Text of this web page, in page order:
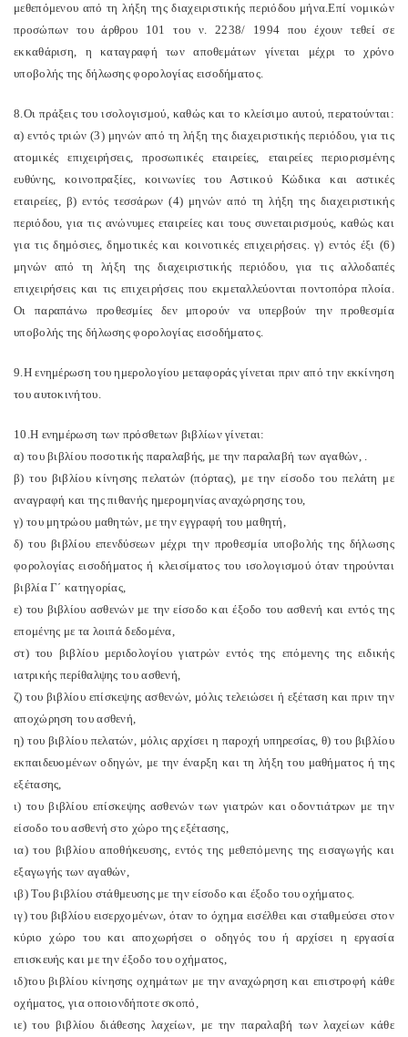
μεθεπόμενου από τη λήξη της διαχειριστικής περιόδου μήνα.Επί νομικών
προσώπων του άρθρου 101 του ν. 2238/ 1994 που έχουν τεθεί σε
εκκαθάριση, η καταγραφή των αποθεμάτων γίνεται μέχρι το χρόνο
υποβολής της δήλωσης φορολογίας εισοδήματος.
8.Οι πράξεις του ισολογισμού, καθώς και το κλείσιμο αυτού, περατούνται:
α) εντός τριών (3) μηνών από τη λήξη της διαχειριστικής περιόδου, για τις
ατομικές επιχειρήσεις, προσωπικές εταιρείες, εταιρείες περιορισμένης
ευθύνης, κοινοπραξίες, κοινωνίες του Αστικού Κώδικα και αστικές
εταιρείες, β) εντός τεσσάρων (4) μηνών από τη λήξη της διαχειριστικής
περιόδου, για τις ανώνυμες εταιρείες και τους συνεταιρισμούς, καθώς και
για τις δημόσιες, δημοτικές και κοινοτικές επιχειρήσεις. γ) εντός έξι (6)
μηνών από τη λήξη της διαχειριστικής περιόδου, για τις αλλοδαπές
επιχειρήσεις και τις επιχειρήσεις που εκμεταλλεύονται ποντοπόρα πλοία.
Οι παραπάνω προθεσμίες δεν μπορούν να υπερβούν την προθεσμία
υποβολής της δήλωσης φορολογίας εισοδήματος.
9.Η ενημέρωση του ημερολογίου μεταφοράς γίνεται πριν από την εκκίνηση
του αυτοκινήτου.
10.Η ενημέρωση των πρόσθετων βιβλίων γίνεται:
α) του βιβλίου ποσοτικής παραλαβής, με την παραλαβή των αγαθών, .
β) του βιβλίου κίνησης πελατών (πόρτας), με την είσοδο του πελάτη με
αναγραφή και της πιθανής ημερομηνίας αναχώρησης του,
γ) του μητρώου μαθητών, με την εγγραφή του μαθητή,
δ) του βιβλίου επενδύσεων μέχρι την προθεσμία υποβολής της δήλωσης
φορολογίας εισοδήματος ή κλεισίματος του ισολογισμού όταν τηρούνται
βιβλία Γ΄ κατηγορίας,
ε) του βιβλίου ασθενών με την είσοδο και έξοδο του ασθενή και εντός της
επομένης με τα λοιπά δεδομένα,
στ) του βιβλίου μεριδολογίου γιατρών εντός της επόμενης της ειδικής
ιατρικής περίθαλψης του ασθενή,
ζ) του βιβλίου επίσκεψης ασθενών, μόλις τελειώσει ή εξέταση και πριν την
αποχώρηση του ασθενή,
η) του βιβλίου πελατών, μόλις αρχίσει η παροχή υπηρεσίας, θ) του βιβλίου
εκπαιδευομένων οδηγών, με την έναρξη και τη λήξη του μαθήματος ή της
εξέτασης,
ι) του βιβλίου επίσκεψης ασθενών των γιατρών και οδοντιάτρων με την
είσοδο του ασθενή στο χώρο της εξέτασης,
ια) του βιβλίου αποθήκευσης, εντός της μεθεπόμενης της εισαγωγής και
εξαγωγής των αγαθών,
ιβ) Του βιβλίου στάθμευσης με την είσοδο και έξοδο του οχήματος.
ιγ) του βιβλίου εισερχομένων, όταν το όχημα εισέλθει και σταθμεύσει στον
κύριο χώρο του και αποχωρήσει ο οδηγός του ή αρχίσει η εργασία
επισκευής και με την έξοδο του οχήματος,
ιδ)του βιβλίου κίνησης οχημάτων με την αναχώρηση και επιστροφή κάθε
οχήματος, για οποιονδήποτε σκοπό,
ιε) του βιβλίου διάθεσης λαχείων, με την παραλαβή των λαχείων κάθε